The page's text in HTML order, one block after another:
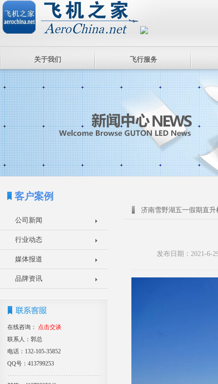
关于我们 飞行服务
客户案例
公司新闻
行业动态
媒体报道
品牌资讯
在线咨询：
点击交谈
联系人：郭总
电话：132-105-35852
QQ号：413799253
济南雪野湖五一假期直
发布日期：2021-6-